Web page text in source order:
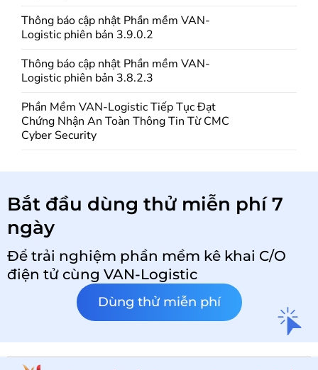
Thông báo cập nhật Phần mềm VAN-
Logistic phiên bản 3.9.0.2
Thông báo cập nhật Phần mềm VAN-
Logistic phiên bản 3.8.2.3
Phần Mềm VAN-Logistic Tiếp Tục Đạt
Chứng Nhận An Toàn Thông Tin Từ CMC
Cyber Security
Bắt đầu dùng thử miễn phí 7
ngày
Để trải nghiệm phần mềm kê khai C/O
điện tử cùng VAN-Logistic
Dùng thử miễn phí